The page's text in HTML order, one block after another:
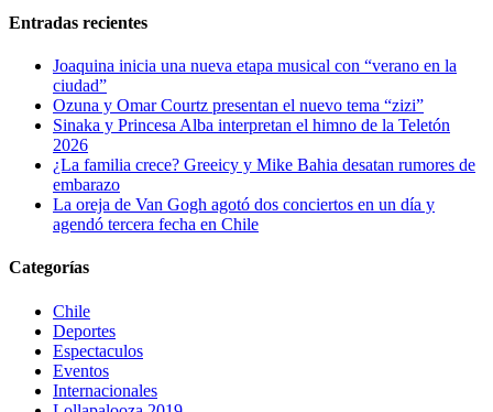
Entradas recientes
Joaquina inicia una nueva etapa musical con “verano en la
ciudad”
Ozuna y Omar Courtz presentan el nuevo tema “zizi”
Sinaka y Princesa Alba interpretan el himno de la Teletón
2026
¿La familia crece? Greeicy y Mike Bahia desatan rumores de
embarazo
La oreja de Van Gogh agotó dos conciertos en un día y
agendó tercera fecha en Chile
Categorías
Chile
Deportes
Espectaculos
Eventos
Internacionales